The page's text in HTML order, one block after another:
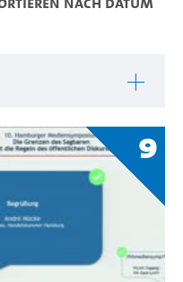
9